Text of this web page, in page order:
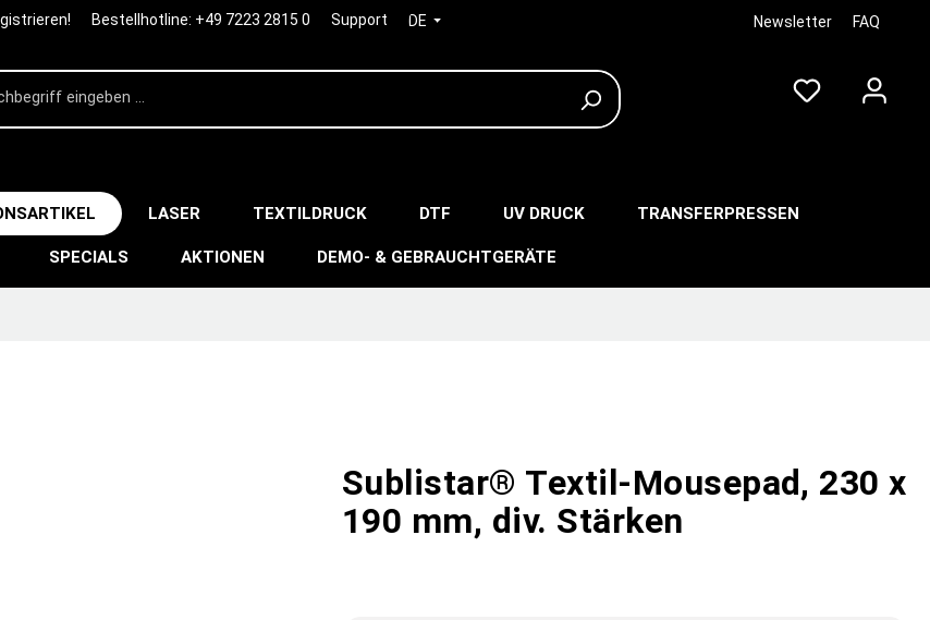
Bestellhotline: +49 7223 2815 0 Support DE Newsletter FAQ
LASER TEXTILDRUCK DTF UV DRUCK TRANSFERPRESSEN
SPECIALS AKTIONEN DEMO- & GEBRAUCHTGERÄTE
Sublistar® Textil-Mousepad, 230 x
190 mm, div. Stärken